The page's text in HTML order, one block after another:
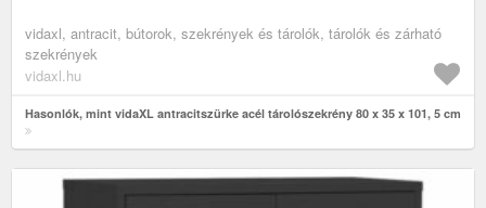
vidaxl, antracit, bútorok, szekrények és tárolók, tárolók és zárható
szekrények
vidaxl.hu
Hasonlók, mint vidaXL antracitszürke acél tárolószekrény 80 x 35 x 101, 5 cm